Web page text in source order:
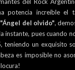
potencia increíble el
"Ángel del olvido",
instante, pues cuando
teniendo un exquisito
es imposible no